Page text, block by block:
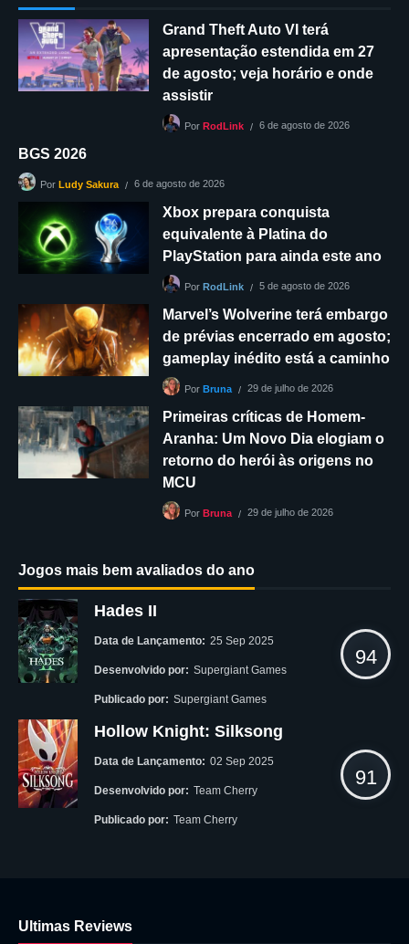
Grand Theft Auto VI terá
apresentação estendida em 27
de agosto; veja horário e onde
assistir
Por RodLink 6 de agosto de 2026
BGS 2026
Por Ludy Sakura 6 de agosto de 2026
Xbox prepara conquista
equivalente à Platina do
PlayStation para ainda este ano
Por RodLink 5 de agosto de 2026
Marvel’s Wolverine terá embargo
de prévias encerrado em agosto;
gameplay inédito está a caminho
Por Bruna 29 de julho de 2026
Primeiras críticas de Homem-
Aranha: Um Novo Dia elogiam o
retorno do herói às origens no
MCU
Por Bruna 29 de julho de 2026
Jogos mais bem avaliados do ano
Hades II
Data de Lançamento: 25 Sep 2025
Desenvolvido por: Supergiant Games
Publicado por: Supergiant Games
94
Hollow Knight: Silksong
Data de Lançamento: 02 Sep 2025
Desenvolvido por: Team Cherry
Publicado por: Team Cherry
91
Ultimas Reviews